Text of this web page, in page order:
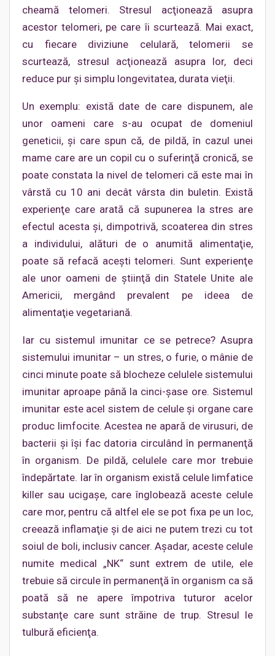
cheamă telomeri. Stresul acţionează asupra
acestor telomeri, pe care îi scurtează. Mai exact,
cu fiecare diviziune celulară, telomerii se
scurtează, stresul acţionează asupra lor, deci
reduce pur şi simplu longevitatea, durata vieţii.
Un exemplu: există date de care dispunem, ale
unor oameni care s-au ocupat de domeniul
geneticii, şi care spun că, de pildă, în cazul unei
mame care are un copil cu o suferinţă cronică, se
poate constata la nivel de telomeri că este mai în
vârstă cu 10 ani decât vârsta din buletin. Există
experienţe care arată că supunerea la stres are
efectul acesta şi, dimpotrivă, scoaterea din stres
a individului, alături de o anumită alimentaţie,
poate să refacă aceşti telomeri. Sunt experienţe
ale unor oameni de ştiinţă din Statele Unite ale
Americii, mergând prevalent pe ideea de
alimentaţie vegetariană.
Iar cu sistemul imunitar ce se petrece? Asupra
sistemului imunitar – un stres, o furie, o mânie de
cinci minute poate să blocheze celulele sistemului
imunitar aproape până la cinci-şase ore. Sistemul
imunitar este acel sistem de celule şi organe care
produc limfocite. Acestea ne apară de virusuri, de
bacterii şi îşi fac datoria circulând în permanenţă
în organism. De pildă, celulele care mor trebuie
îndepărtate. Iar în organism există celule limfatice
killer sau ucigaşe, care înglobează aceste celule
care mor, pentru că altfel ele se pot fixa pe un loc,
creează inflamaţie şi de aici ne putem trezi cu tot
soiul de boli, inclusiv cancer. Aşadar, aceste celule
numite medical „NK“ sunt extrem de utile, ele
trebuie să circule în permanenţă în organism ca să
poată să ne apere împotriva tuturor acelor
substanţe care sunt străine de trup. Stresul le
tulbură eficienţa.